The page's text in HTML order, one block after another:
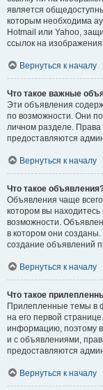
является
которым необходима
Hotmail или Yahoo,
ссылок на
Вернуться к началу
Что такое важные
Эти объявления
по возможности. Они
личном разделе.
предоставляются
Вернуться к началу
Что такое
Объявления чаще
котором вы
возможности.
в котором они
создание объявлений
Вернуться к началу
Что такое
Прилепленные темы в
на его первой
информацию, поэтому
и с объявлениями,
предоставляются
Вернуться к началу